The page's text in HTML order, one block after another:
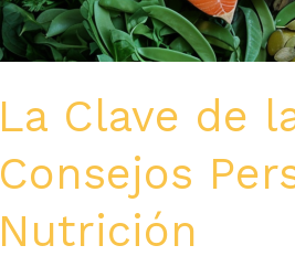
La Clave de
Consejos
Nutrición